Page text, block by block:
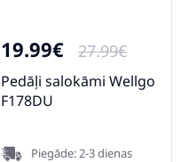
19.99€ 27.99€
Pedāļi salokāmi Wellgo
F178DU
Piegāde: 2-3 dienas